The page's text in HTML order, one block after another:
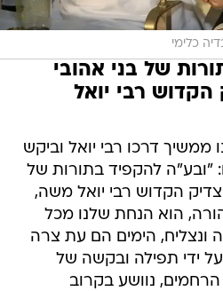
כלימי
של בני אהובי
הקדוש רבי יואל
ממשיך דרכו רבי יואל וביקש
להקפיד בתורות של
הקדוש רבי יואל משה,
הוא הנחת שלנו מכל
ונצליח, הימים הם עת צרה
ידי תפילה ובקשה של
נוושע בקרוב